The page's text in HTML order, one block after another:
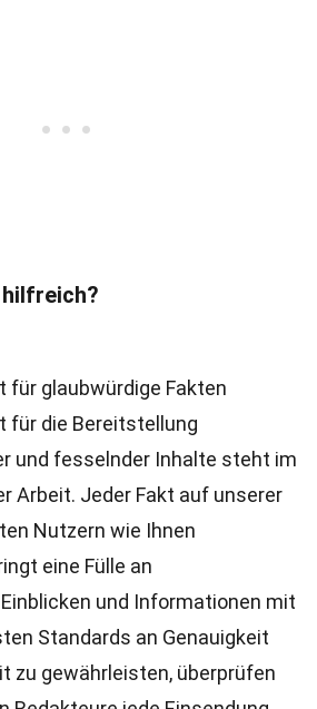
für glaubwürdige Fakten
für die Bereitstellung
und fesselnder Inhalte steht im
Arbeit. Jeder Fakt auf unserer
Nutzern wie Ihnen
eine Fülle an
und Informationen mit
Standards an Genauigkeit
zu gewährleisten, überprüfen